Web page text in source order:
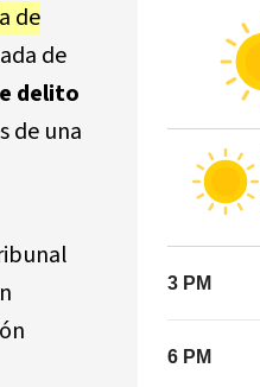
de
de
delito
de una
3 PM
6 PM